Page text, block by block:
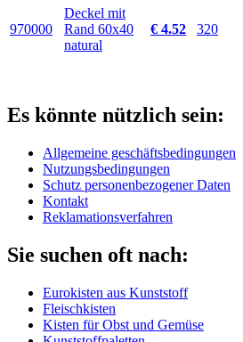
970000
Deckel mit
Rand 60x40
natural
€ 4.52 320
Es könnte nützlich sein:
Allgemeine geschäftsbedingungen
Nutzungsbedingungen
Schutz personenbezogener Daten
Kontakt
Reklamationsverfahren
Sie suchen oft nach:
Eurokisten aus Kunststoff
Fleischkisten
Kisten für Obst und Gemüse